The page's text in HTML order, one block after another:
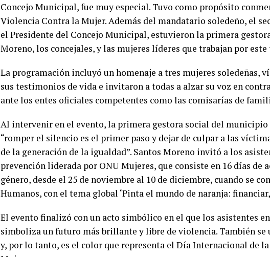
Concejo Municipal, fue muy especial. Tuvo como propósito
Violencia Contra la Mujer. Además del mandatario soledeño, el
el Presidente del Concejo Municipal, estuvieron la primera
Moreno, los concejales, y las mujeres líderes que trabajan por este
La programación incluyó un homenaje a tres mujeres soledeñas,
sus testimonios de vida e invitaron a todas a alzar su voz en
ante los entes oficiales competentes como las comisarías de
Al intervenir en el evento, la primera gestora social del
“romper el silencio es el primer paso y dejar de culpar a las
de la generación de la igualdad”. Santos Moreno invitó a los
prevención liderada por ONU Mujeres, que consiste en 16 días
género, desde el 25 de noviembre al 10 de diciembre, cuando se
Humanos, con el tema global ‘Pinta el mundo de naranja:
El evento finalizó con un acto simbólico en el que los asistentes
simboliza un futuro más brillante y libre de violencia. También
y, por lo tanto, es el color que representa el Día Internacional de